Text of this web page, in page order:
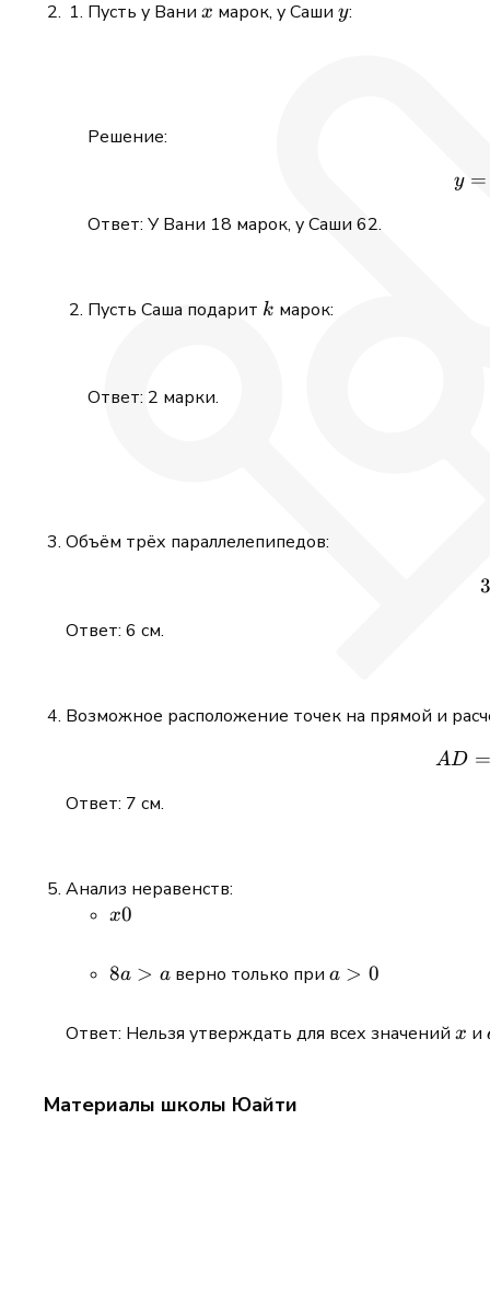
Пусть у Вани x
x марок, у Саши y
y:
Решение:
y =
Ответ: У Вани 18 марок, у Саши 62.
Пусть Саша подарит k
k марок:
Ответ: 2 марки.
Объём трёх параллелепипедов:
3
Ответ: 6 см.
Возможное расположение точек на прямой и
AD
Ответ: 7 см.
Анализ неравенств:
x
x0
8a
8a > aверно только при a
a > 0
Ответ: Нельзя утверждать для всех значений x
x и
Материалы школы Юайти